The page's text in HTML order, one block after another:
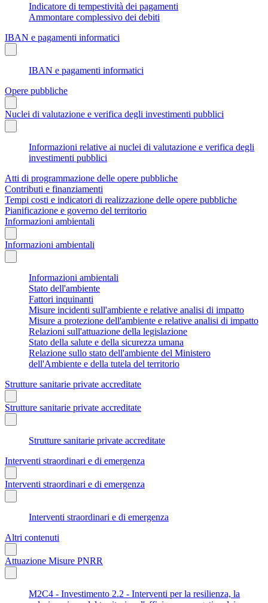
Indicatore di tempestività dei pagamenti
Ammontare complessivo dei debiti
IBAN e pagamenti informatici
IBAN e pagamenti informatici
Opere pubbliche
Nuclei di valutazione e verifica degli investimenti pubblici
Informazioni relative ai nuclei di valutazione e verifica degli
investimenti pubblici
Atti di programmazione delle opere pubbliche
Contributi e finanziamenti
Tempi costi e indicatori di realizzazione delle opere pubbliche
Pianificazione e governo del territorio
Informazioni ambientali
Informazioni ambientali
Informazioni ambientali
Stato dell'ambiente
Fattori inquinanti
Misure incidenti sull'ambiente e relative analisi di impatto
Misure a protezione dell'ambiente e relative analisi di impatto
Relazioni sull'attuazione della legislazione
Stato della salute e della sicurezza umana
Relazione sullo stato dell'ambiente del Ministero
dell'Ambiente e della tutela del territorio
Strutture sanitarie private accreditate
Strutture sanitarie private accreditate
Strutture sanitarie private accreditate
Interventi straordinari e di emergenza
Interventi straordinari e di emergenza
Interventi straordinari e di emergenza
Altri contenuti
Attuazione Misure PNRR
M2C4 - Investimento 2.2 - Interventi per la resilienza, la